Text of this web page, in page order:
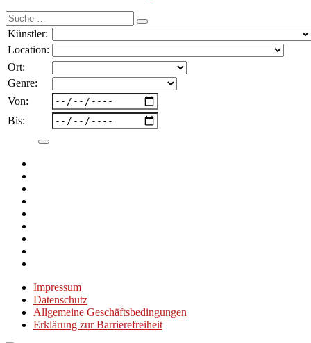
Suche
nach:
Künstler:
Location:
Ort:
Genre:
Von:
Bis:
Impressum
Datenschutz
Allgemeine Geschäftsbedingungen
Erklärung zur Barrierefreiheit